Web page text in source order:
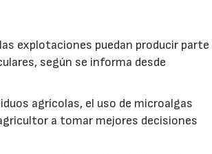
explotaciones puedan producir parte
según se informa desde
agrícolas, el uso de microalgas
a tomar mejores decisiones